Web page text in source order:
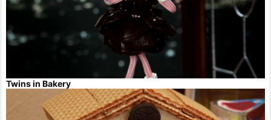
Twins in Bakery